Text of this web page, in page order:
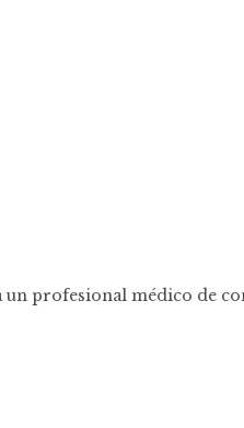
un profesional médico de